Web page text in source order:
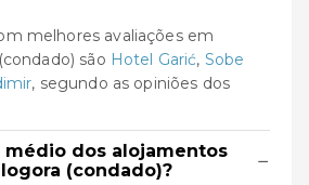
melhores avaliações em
são Hotel Garić, Sobe
, segundo as opiniões dos
médio dos alojamentos
(condado)?
−